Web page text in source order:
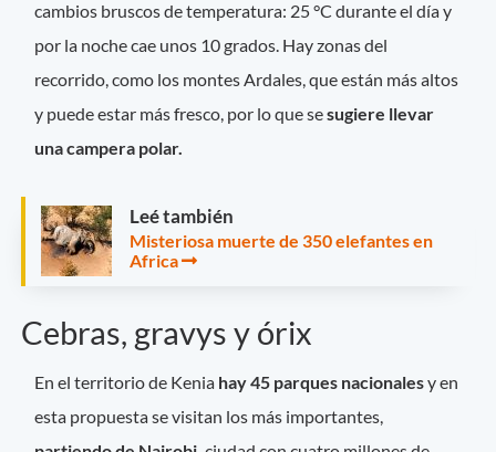
cambios bruscos de temperatura: 25 °C durante el día y
por la noche cae unos 10 grados. Hay zonas del
recorrido, como los montes Ardales, que están más altos
y puede estar más fresco, por lo que sesugiere llevar
una campera polar.
Leé también
Misteriosa muerte de 350 elefantes en
Africa
Cebras, gravys y órix
En el territorio de Kenia hay 45 parques nacionalesy en
esta propuesta se visitan los más importantes,